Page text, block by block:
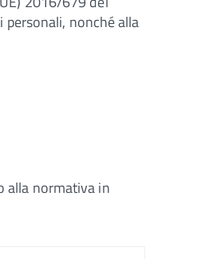
nonché alla
alla normativa in